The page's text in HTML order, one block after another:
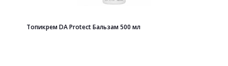
Топикрем DA Protect Бальзам 500 мл